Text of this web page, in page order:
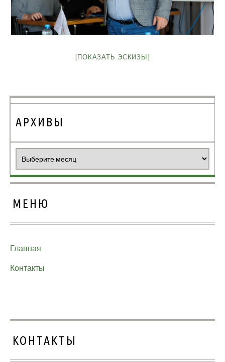
[ПОКАЗАТЬ ЭСКИЗЫ]
АРХИВЫ
МЕНЮ
Главная
Контакты
КОНТАКТЫ